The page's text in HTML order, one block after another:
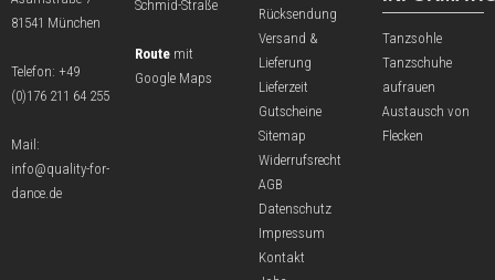
81541 München
Telefon: +49
(0)176 211 64 255
Mail:
info@quality-for-
dance.de
Schmid-Straße
Route mit
Google Maps
Rücksendung
Versand &
Lieferung
Lieferzeit
Gutscheine
Sitemap
Widerrufsrecht
AGB
Datenschutz
Impressum
Kontakt
Tanzsohle
Tanzschuhe
aufrauen
Austausch von
Flecken